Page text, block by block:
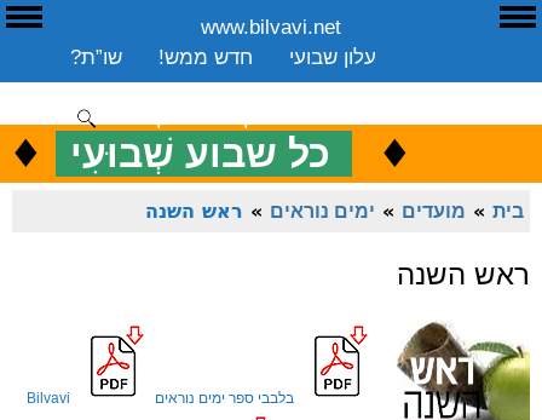
www.bilvavi.net
שו”ת?
חדש ממש!
עלון שבועי
שיעורים שבועי
ספרים
ארכיון
סקירה כללית
ENGLISH ♦ כל שבוע שְׁבוּעִי ♦
בית » מועדים » ימים נוראים » ראש השנה
ראש השנה
בלבבי ספר ימים נוראים Bilvavi